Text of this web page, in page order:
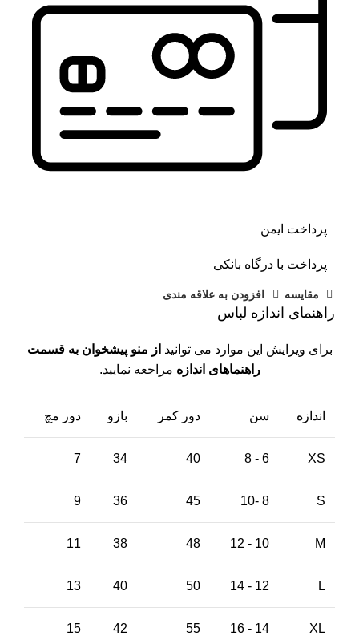
پرداخت ایمن
پرداخت با درگاه بانکی
مقايسه افزودن به علاقه مندی
راهنمای اندازه لباس
برای ویرایش این موارد می توانید از منو پیشخوان به قسمت
راهنماهای اندازه مراجعه نمایید.
اندازه سن دور کمر بازو دور مچ
XS
6 - 8
40
34
7
S
8 -10
45
36
9
M
10 - 12
48
38
11
L
12 - 14
50
40
13
XL
14 - 16
55
42
15